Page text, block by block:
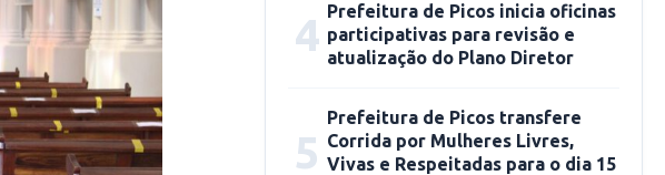
4 Prefeitura de Picos inicia oficinas
participativas para revisão e
atualização do Plano Diretor
5
Prefeitura de Picos transfere
Corrida por Mulheres Livres,
Vivas e Respeitadas para o dia 15